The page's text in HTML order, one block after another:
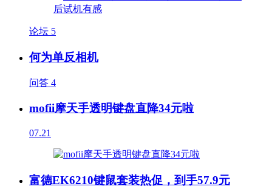
论坛 5
何为单反相机
问答 4
mofii摩天手透明键盘直降34元啦
07.21
富德EK6210键鼠套装热促，到手57.9元